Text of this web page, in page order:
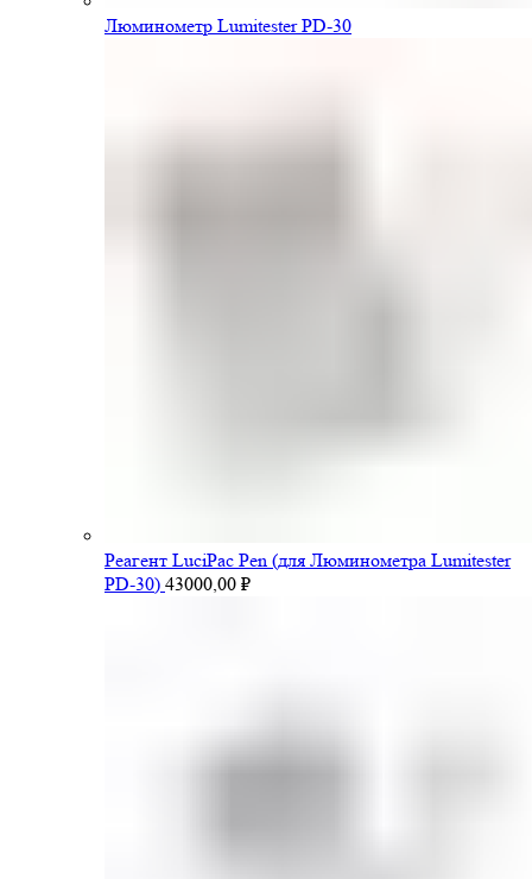
Люминометр Lumitester PD-30
Pеагент LuciPac Pen (для Люминометра Lumitester
PD-30) 43000,00 ₽